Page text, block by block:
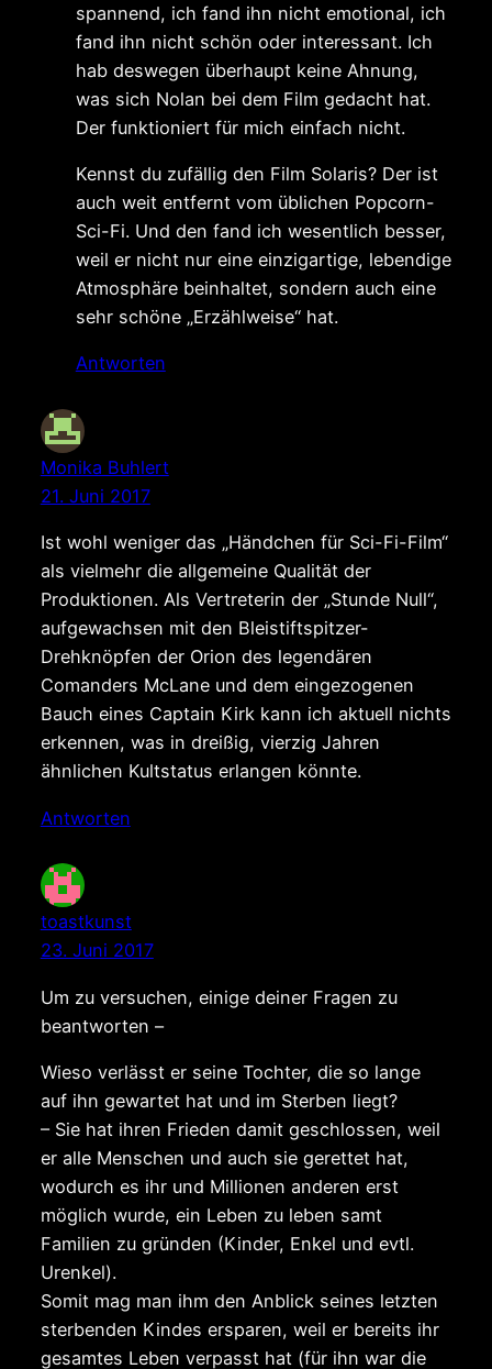
spannend, ich fand ihn nicht emotional, ich
fand ihn nicht schön oder interessant. Ich
hab deswegen überhaupt keine Ahnung,
was sich Nolan bei dem Film gedacht hat.
Der funktioniert für mich einfach nicht.
Kennst du zufällig den Film Solaris? Der ist
auch weit entfernt vom üblichen Popcorn-
Sci-Fi. Und den fand ich wesentlich besser,
weil er nicht nur eine einzigartige, lebendige
Atmosphäre beinhaltet, sondern auch eine
sehr schöne „Erzählweise“ hat.
Antworten
Monika Buhlert
21. Juni 2017
Ist wohl weniger das „Händchen für Sci-Fi-Film“
als vielmehr die allgemeine Qualität der
Produktionen. Als Vertreterin der „Stunde Null“,
aufgewachsen mit den Bleistiftspitzer-
Drehknöpfen der Orion des legendären
Comanders McLane und dem eingezogenen
Bauch eines Captain Kirk kann ich aktuell nichts
erkennen, was in dreißig, vierzig Jahren
ähnlichen Kultstatus erlangen könnte.
Antworten
toastkunst
23. Juni 2017
Um zu versuchen, einige deiner Fragen zu
beantworten –
Wieso verlässt er seine Tochter, die so lange
auf ihn gewartet hat und im Sterben liegt?
– Sie hat ihren Frieden damit geschlossen, weil
er alle Menschen und auch sie gerettet hat,
wodurch es ihr und Millionen anderen erst
möglich wurde, ein Leben zu leben samt
Familien zu gründen (Kinder, Enkel und evtl.
Urenkel).
Somit mag man ihm den Anblick seines letzten
sterbenden Kindes ersparen, weil er bereits ihr
gesamtes Leben verpasst hat (für ihn war die